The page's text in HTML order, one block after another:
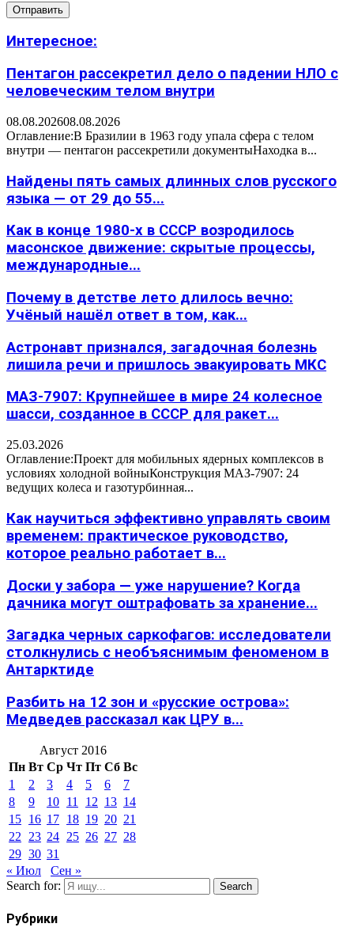
Интересное:
Пентагон рассекретил дело о падении НЛО с
человеческим телом внутри
08.08.202608.08.2026
Оглавление:В Бразилии в 1963 году упала сфера с телом
внутри — пентагон рассекретили документыНаходка в...
Найдены пять самых длинных слов русского
языка — от 29 до 55...
Как в конце 1980-х в СССР возродилось
масонское движение: скрытые процессы,
международные...
Почему в детстве лето длилось вечно:
Учёный нашёл ответ в том, как...
Астронавт признался, загадочная болезнь
лишила речи и пришлось эвакуировать МКС
МАЗ-7907: Крупнейшее в мире 24 колесное
шасси, созданное в СССР для ракет...
25.03.2026
Оглавление:Проект для мобильных ядерных комплексов в
условиях холодной войныКонструкция МАЗ-7907: 24
ведущих колеса и газотурбинная...
Как научиться эффективно управлять своим
временем: практическое руководство,
которое реально работает в...
Доски у забора — уже нарушение? Когда
дачника могут оштрафовать за хранение...
Загадка черных саркофагов: исследователи
столкнулись с необъяснимым феноменом в
Антарктиде
Разбить на 12 зон и «русские острова»:
Медведев рассказал как ЦРУ в...
Август 2016
Пн Вт Ср Чт Пт Сб Вс
1
2 3 4 5 6
7
8
9 10 11 12 13 14
15 16 17 18 19 20 21
22
23 24 25 26 27 28
29 30 31
« Июл
Сен »
Search for:
Search
Рубрики